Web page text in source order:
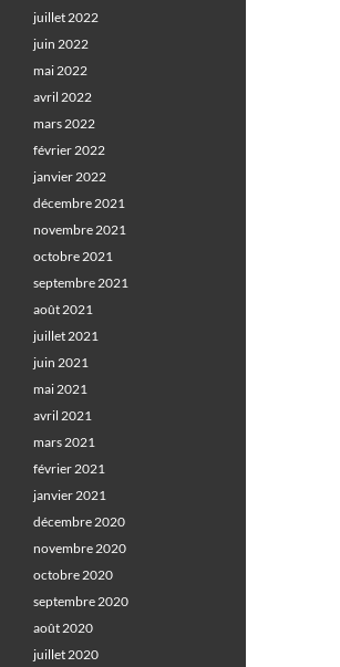
juillet 2022
juin 2022
mai 2022
avril 2022
mars 2022
février 2022
janvier 2022
décembre 2021
novembre 2021
octobre 2021
septembre 2021
août 2021
juillet 2021
juin 2021
mai 2021
avril 2021
mars 2021
février 2021
janvier 2021
décembre 2020
novembre 2020
octobre 2020
septembre 2020
août 2020
juillet 2020